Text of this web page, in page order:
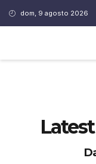
dom, 9 agosto 2026